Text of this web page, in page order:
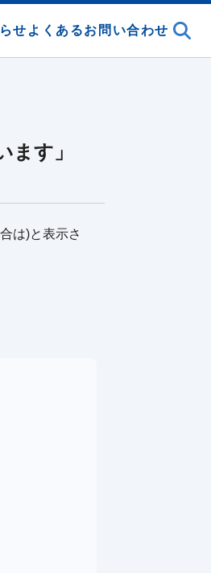
せ よくあるお問い合わせ
す」
は)と表示さ